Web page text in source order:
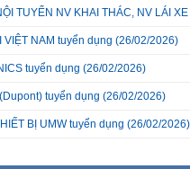
TUYỂN NV KHAI THÁC, NV LÁI
VIỆT NAM tuyển dụng (26/02/2026)
tuyển dụng (26/02/2026)
tuyển dụng (26/02/2026)
BỊ UMW tuyển dụng (26/02/2026)